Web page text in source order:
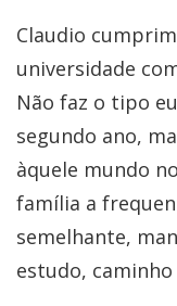
Claudio
universidade
Não faz o tipo
segundo ano,
àquele mundo
família a
semelhante,
estudo,